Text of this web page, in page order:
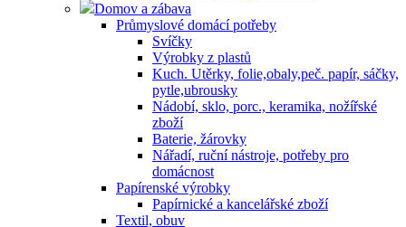
Domov a zábava
Průmyslové domácí potřeby
Svíčky
Výrobky z plastů
Kuch. Utěrky, folie,obaly,peč. papír, sáčky,
pytle,ubrousky
Nádobí, sklo, porc., keramika, nožířské
zboží
Baterie, žárovky
Nářadí, ruční nástroje, potřeby pro
domácnost
Papírenské výrobky
Papírnické a kancelářské zboží
Textil, obuv